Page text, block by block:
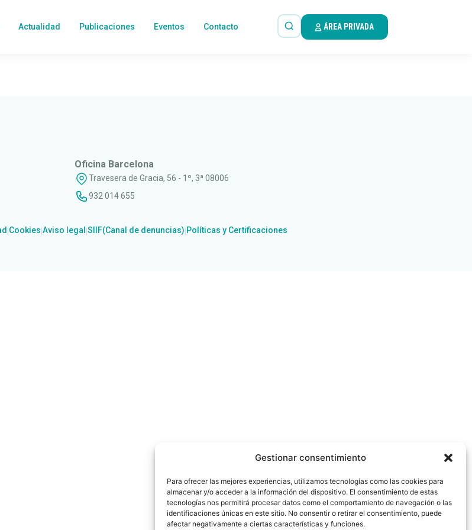
Gestionar consentimiento
Para ofrecer las mejores experiencias, utilizamos tecnologías como las cookies para
almacenar y/o acceder a la información del dispositivo. El consentimiento de estas
tecnologías nos permitirá procesar datos como el comportamiento de navegación o las
identificaciones únicas en este sitio. No consentir o retirar el consentimiento, puede
afectar negativamente a ciertas características y funciones.
Actualidad Publicaciones Eventos Contacto ÁREA PRIVADA
Oficina Barcelona
Travesera de Gracia, 56 - 1º, 3ª 08006
932 014 655
Cookies |Aviso legal |SIIF(Canal de denuncias) Políticas y Certificaciones